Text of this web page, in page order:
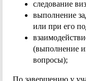
следование
выполнение
или при его
(выполнение
вопросы);
По завершению у